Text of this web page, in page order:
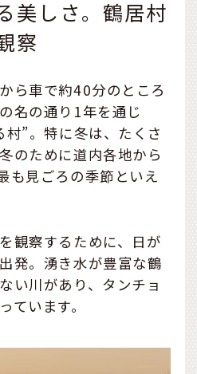
美しさ。鶴居村
察
ら車で約40分のところ
名の通り1年を通じ
”。特に冬は、たくさ
のために道内各地から
も見ごろの季節といえ
観察するために、日が
発。湧き水が豊富な鶴
い川があり、タンチョ
ています。